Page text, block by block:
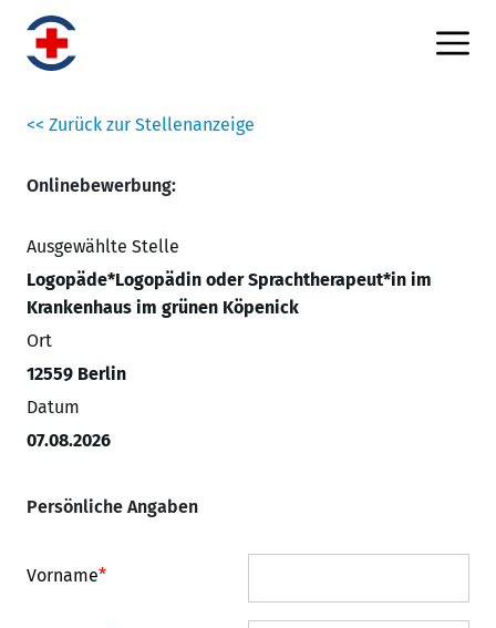
<< Zurück zur Stellenanzeige
Onlinebewerbung:
Ausgewählte Stelle
Logopäde*Logopädin oder Sprachtherapeut*in im
Krankenhaus im grünen Köpenick
Ort
12559 Berlin
Datum
07.08.2026
Persönliche Angaben
Vorname*